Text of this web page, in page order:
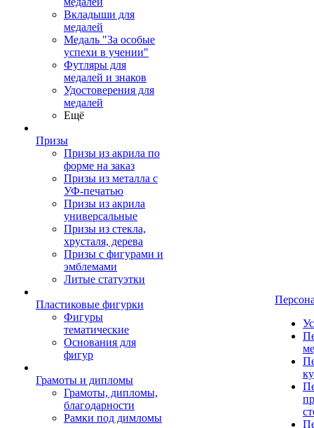
Вкладыши для
медалей
Медаль "За особые
успехи в учении"
Футляры для
медалей и знаков
Удостоверения для
медалей
Ещё
Призы
Призы из акрила по
форме на заказ
Призы из металла с
УФ-печатью
Призы из акрила
универсальные
Призы из стекла,
хрусталя, дерева
Призы с фигурами и
эмблемами
Литые статуэтки
Пластиковые фигурки
Фигуры
тематические
Основания для
фигур
Грамоты и дипломы
Грамоты, дипломы,
благодарности
Рамки под димломы